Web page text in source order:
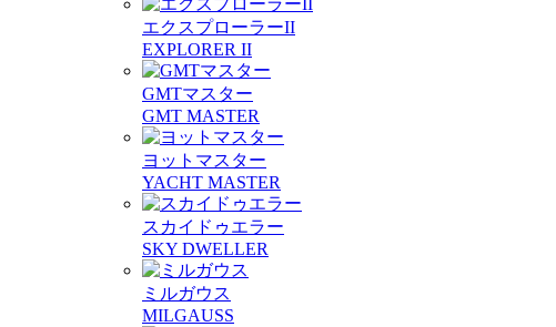
エクスプローラーII
EXPLORER II
GMTマスター
GMT MASTER
ヨットマスター
YACHT MASTER
スカイドゥエラー
SKY DWELLER
ミルガウス
MILGAUSS